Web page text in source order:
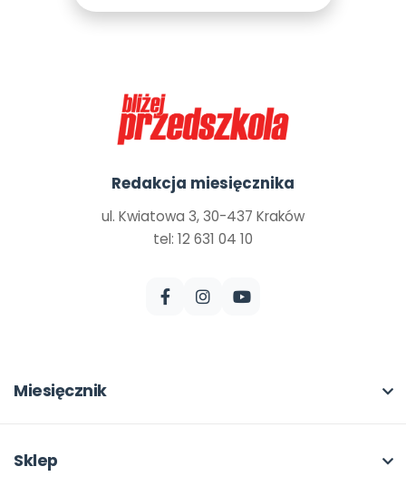
Redakcja miesięcznika
ul. Kwiatowa 3, 30-437 Kraków
tel: 12 631 04 10
Miesięcznik
W numerze
Sklep